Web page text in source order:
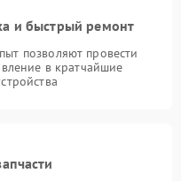
и быстрый ремонт
позволяют провести
в кратчайшие